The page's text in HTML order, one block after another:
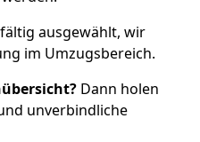
ausgewählt, wir
im Umzugsbereich.
Dann holen
unverbindliche